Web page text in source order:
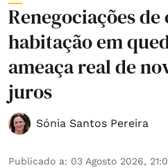
Renegociações
habitação em
ameaça real de
juros
Sónia Santos Pereira
Publicado a: 03 Agosto 2026,